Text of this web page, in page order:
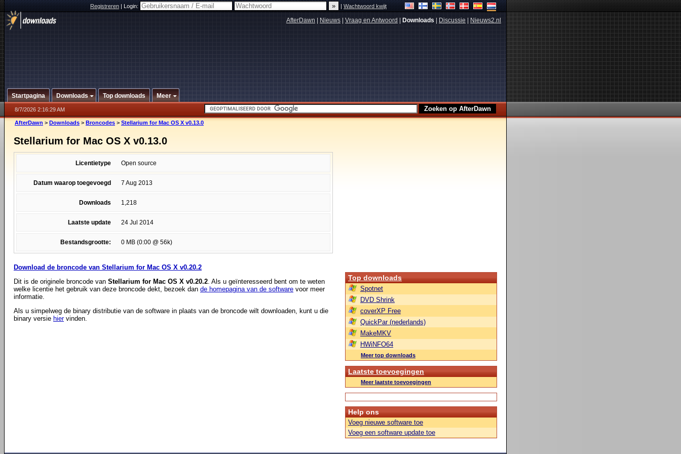
Registreren|Login: |Wachtwoord kwijt
AfterDawn Nieuws Vraag en Antwoord Downloads Discussie Nieuws2.nl
Startpagina Downloads Top downloads Meer
8/7/2026 2:16:29 AM
AfterDawn > Downloads > Broncodes > Stellarium for Mac OS X v0.13.0
Stellarium for Mac OS X v0.13.0
Licentietype Open source
Datum waarop toegevoegd 7 Aug 2013
Downloads 1,218
Laatste update 24 Jul 2014
Bestandsgrootte: 0 MB (0:00 @ 56k)
Download de broncode van Stellarium for Mac OS X v0.20.2
Dit is de originele broncode van Stellarium for Mac OS X v0.20.2. Als u geïnteresseerd bent om te weten
welke licentie het gebruik van deze broncode dekt, bezoek dan de homepagina van de software voor meer
informatie.
Als u simpelweg de binary distributie van de software in plaats van de broncode wilt downloaden, kunt u die
binary versie hiervinden.
Top downloads
Spotnet
DVD Shrink
coverXP Free
QuickPar (nederlands)
MakeMKV
HWiNFO64
Meer top downloads
Laatste toevoegingen
Meer laatste toevoegingen
Help ons
Voeg nieuwe software toe
Voeg een software update toe